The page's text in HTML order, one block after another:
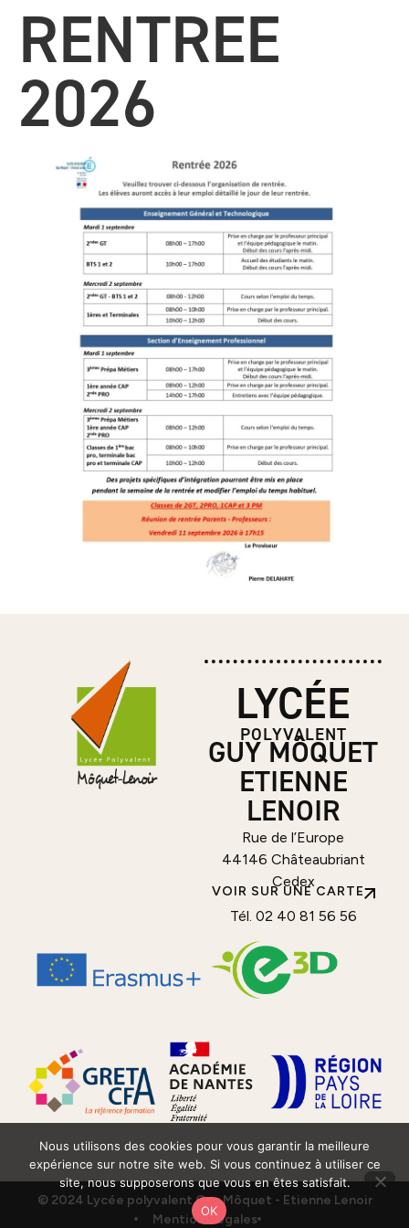
RENTREE
2026
LYCÉE
POLYVALENT
GUY MÔQUET
ETIENNE
LENOIR
Rue de l’Europe
44146 Châteaubriant
Cedex
VOIR SUR UNE CARTE
Tél. 02 40 81 56 56
© 2024 Lycée polyvalent Guy Môquet - Etienne Lenoir
Mentions légales
Nous utilisons des cookies pour vous garantir la meilleure
expérience sur notre site web. Si vous continuez à utiliser ce
site, nous supposerons que vous en êtes satisfait.
OK